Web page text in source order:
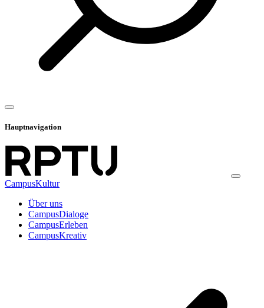
Hauptnavigation
CampusKultur
Über uns
CampusDialoge
CampusErleben
CampusKreativ